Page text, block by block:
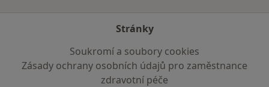
Stránky
Soukromí a soubory cookies
Zásady ochrany osobních údajů pro zaměstnance
zdravotní péče